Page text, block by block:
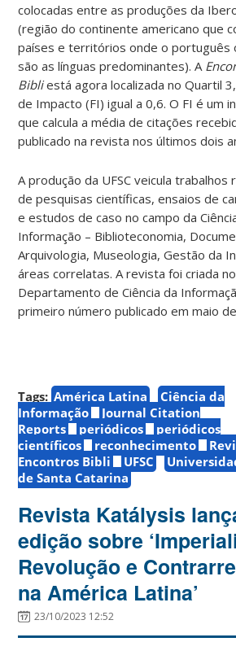
colocadas entre as produções da
(região do continente americano que
países e territórios onde o português
são as línguas predominantes). A
Bibliestá agora localizada no Quartil
de Impacto (FI) igual a 0,6. O FI é um
que calcula a média de citações
publicado na revista nos últimos dois
A produção da UFSC veicula trabalhos
de pesquisas científicas, ensaios de
e estudos de caso no campo da
Informação – Biblioteconomia,
Arquivologia, Museologia, Gestão da
áreas correlatas. A revista foi criada
Departamento de Ciência da
primeiro número publicado em maio
Tags: América Latina
Ciência da
Informação
Journal Citation
Reports
periódicos
periódicos
científicos
reconhecimento
Encontros Bibli
UFSC
de Santa Catarina
Revista Katálysis
edição sobre
Revolução e
na América Latina’
23/10/2023 12:52